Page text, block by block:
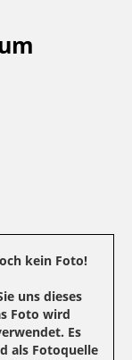
kein Foto!
uns dieses
Foto wird
Es
als Fotoquelle